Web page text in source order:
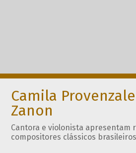
Camila
Zanon
Cantora e violonista apresentam
compositores clássicos brasileiros